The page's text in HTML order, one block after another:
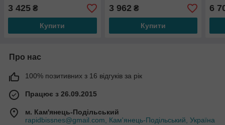
3 425 ₴
Купити
3 962 ₴
Купити
6
Про нас
100% позитивних з 16 відгуків за рік
Працює з 26.09.2015
м. Кам'янець-Подільський
rapidbissnes@gmail.com, Кам'янець-Подільський, Україна